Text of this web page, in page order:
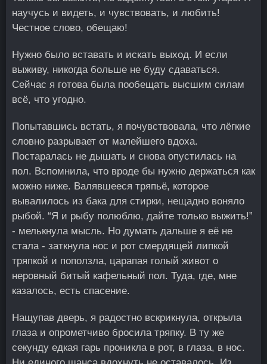
научусь и видеть, и чувствовать, и любить!
Честное слово, обещаю!
Нужно было вставать и искать выход. И если
выживу, никогда больше не буду сдаваться.
Сейчас я готова была пообещать высшим силам
всё, что угодно.
Попытавшись встать, я почувствовала, что лёгкие
словно разрывает от малейшего вдоха.
Постаралась не дышать и снова опустилась на
пол. Вспомнила, что вроде бы нужно держаться как
можно ниже. Валявшееся тряпьё, которое
вывалилось из бака для стирки, нещадно воняло
рыбой. “Я и рыбу полюблю, дайте только выжить!”
- мелькнула мысль. Но думать дальше я её не
стала - заткнула нос и рот смердящей липкой
тряпкой и поползла, царапая голый живот о
неровный битый кафельный пол. Туда, где, мне
казалось, есть спасение.
Нащупав дверь, я радостно вскрикнула, открыла
глаза и опрометчиво бросила тряпку. В ту же
секунду едкая гарь проникла в рот, в глаза, в нос.